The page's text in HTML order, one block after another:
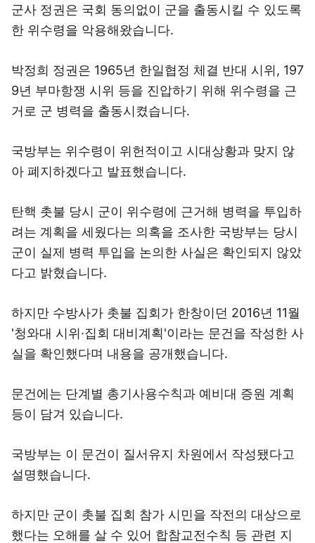
군사 정권은 국회 동의없이 군을 출동시킬 수 있도록
한 위수령을 악용해왔습니다.
박정희 정권은 1965년 한일협정 체결 반대 시위, 197
9년 부마항쟁 시위 등을 진압하기 위해 위수령을 근
거로 군 병력을 출동시켰습니다.
국방부는 위수령이 위헌적이고 시대상황과 맞지 않
아 폐지하겠다고 발표했습니다.
탄핵 촛불 당시 군이 위수령에 근거해 병력을 투입하
려는 계획을 세웠다는 의혹을 조사한 국방부는 당시
군이 실제 병력 투입을 논의한 사실은 확인되지 않았
다고 밝혔습니다.
하지만 수방사가 촛불 집회가 한창이던 2016년 11월
'청와대 시위·집회 대비계획'이라는 문건을 작성한 사
실을 확인했다며 내용을 공개했습니다.
문건에는 단계별 총기사용수칙과 예비대 증원 계획
등이 담겨 있습니다.
국방부는 이 문건이 질서유지 차원에서 작성됐다고
설명했습니다.
하지만 군이 촛불 집회 참가 시민을 작전의 대상으로
했다는 오해를 살 수 있어 합참교전수칙 등 관련 지